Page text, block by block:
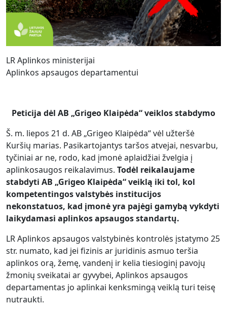
LR Aplinkos ministerijai
Aplinkos apsaugos departamentui
Peticija dėl AB „Grigeo Klaipėda“ veiklos stabdymo
Š. m. liepos 21 d. AB „Grigeo Klaipėda“ vėl užteršė
Kuršių marias. Pasikartojantys taršos atvejai, nesvarbu,
tyčiniai ar ne, rodo, kad įmonė aplaidžiai žvelgia į
aplinkosaugos reikalavimus. Todėl reikalaujame
stabdyti AB „Grigeo Klaipėda“ veiklą iki tol, kol
kompetentingos valstybės institucijos
nekonstatuos, kad įmonė yra pajėgi gamybą vykdyti
laikydamasi aplinkos apsaugos standartų.
LR Aplinkos apsaugos valstybinės kontrolės įstatymo 25
str. numato, kad jei fizinis ar juridinis asmuo teršia
aplinkos orą, žemę, vandenį ir kelia tiesioginį pavojų
žmonių sveikatai ar gyvybei, Aplinkos apsaugos
departamentas jo aplinkai kenksmingą veiklą turi teisę
nutraukti.